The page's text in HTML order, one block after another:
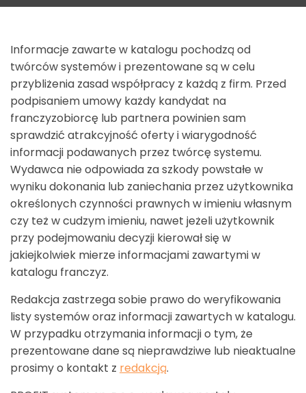
Informacje zawarte w katalogu pochodzą od
twórców systemów i prezentowane są w celu
przybliżenia zasad współpracy z każdą z firm. Przed
podpisaniem umowy każdy kandydat na
franczyzobiorcę lub partnera powinien sam
sprawdzić atrakcyjność oferty i wiarygodność
informacji podawanych przez twórcę systemu.
Wydawca nie odpowiada za szkody powstałe w
wyniku dokonania lub zaniechania przez użytkownika
określonych czynności prawnych w imieniu własnym
czy też w cudzym imieniu, nawet jeżeli użytkownik
przy podejmowaniu decyzji kierował się w
jakiejkolwiek mierze informacjami zawartymi w
katalogu franczyz.
Redakcja zastrzega sobie prawo do weryfikowania
listy systemów oraz informacji zawartych w katalogu.
W przypadku otrzymania informacji o tym, że
prezentowane dane są nieprawdziwe lub nieaktualne
prosimy o kontakt z redakcją.